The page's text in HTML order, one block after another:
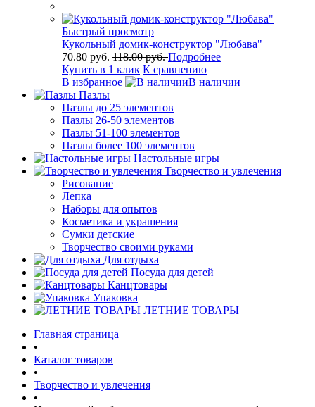
Быстрый просмотр
Кукольный домик-конструктор "Любава"
70.80 руб. 118.00 руб.Подробнее
Купить в 1 клик К сравнению
В избранное
В наличии
Пазлы
Пазлы до 25 элементов
Пазлы 26-50 элементов
Пазлы 51-100 элементов
Пазлы более 100 элементов
Настольные игры
Творчество и увлечения
Рисование
Лепка
Наборы для опытов
Косметика и украшения
Сумки детские
Творчество своими руками
Для отдыха
Посуда для детей
Канцтовары
Упаковка
ЛЕТНИЕ ТОВАРЫ
Главная страница
•
Каталог товаров
•
Творчество и увлечения
•